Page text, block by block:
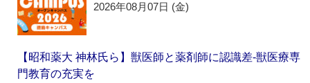
2026年08月07日 (金)
【昭和薬大 神林氏ら】獣医師と薬剤師に認識差‐獣医療専
門教育の充実を